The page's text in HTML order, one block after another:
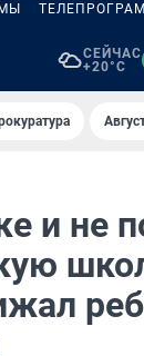
СЕЙЧАС
+20°C
и не